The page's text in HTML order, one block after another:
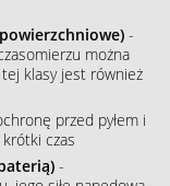
-
można
tej klasy jest również
przed pyłem i
czas
-